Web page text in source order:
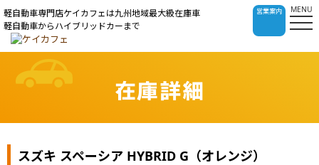
軽自動車専門店ケイカフェは九州地域最大級在庫車
軽自動車からハイブリッドカーまで
営業案内 MENU
在庫詳細
スズキ スペーシア HYBRID G（オレンジ）